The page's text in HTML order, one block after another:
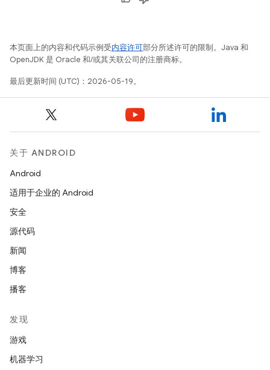
本页面上的内容和代码示例受内容许可部分所述许可的限制。Java 和
OpenJDK 是 Oracle 和/或其关联公司的注册商标。
最后更新时间 (UTC)：2026-05-19。
关于 ANDROID
Android
适用于企业的 Android
安全
源代码
新闻
博客
播客
发现
游戏
机器学习